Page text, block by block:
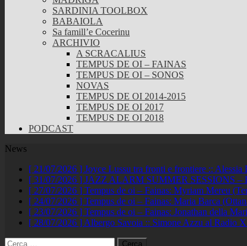
SARDINIA TOOLBOX
BABAIOLA
Sa famill’e Cocerinu
ARCHIVIO
A SCRACALIUS
TEMPUS DE OI – FAINAS
TEMPUS DE OI – SONOS
NOVAS
TEMPUS DE OI 2014-2015
TEMPUS DE OI 2017
TEMPUS DE OI 2018
PODCAST
News
[ 21/07/2026 ] Joyce Lussu tra fronti e frontiere ::
[ 31/07/2026 ] JAZZ ALARM SUMMER SESSIONS –
[ 27/07/2026 ] Tempus de oi – Fainas: Myriam Mereu
[ 24/07/2026 ] Tempus de oi – Fainas: Maria Barca
[ 23/07/2026 ] Tempus de oi – Fainas: Jonathan della
[ 28/07/2026 ] Albergo Savoia :: Simone Azzu al Radio
Ricerca